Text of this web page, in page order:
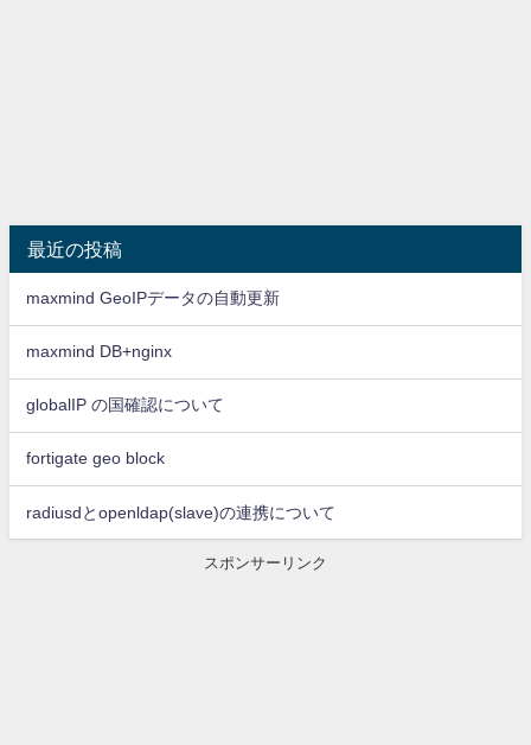
最近の投稿
maxmind GeoIPデータの自動更新
maxmind DB+nginx
globalIP の国確認について
fortigate geo block
radiusdとopenldap(slave)の連携について
スポンサーリンク